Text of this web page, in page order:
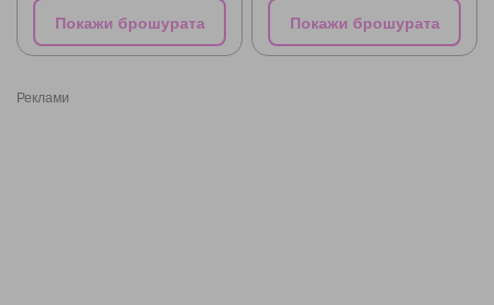
Покажи брошурата Покажи брошурата
Реклами